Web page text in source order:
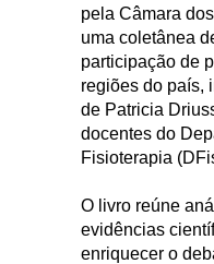
pela Câmara
uma coletânea
participação de
regiões do país,
de Patricia
docentes do
Fisioterapia
O livro reúne
evidências
enriquecer o